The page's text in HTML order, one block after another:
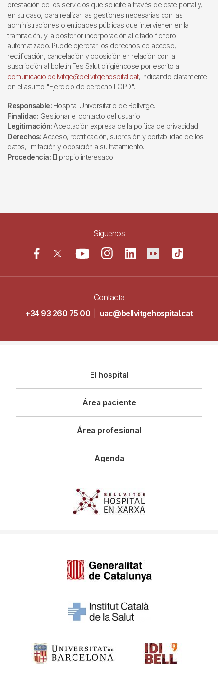
prestación de los servicios que solicite a través de este portal y,
en su caso, para realizar las gestiones necesarias con las
administraciones o entidades públicas que intervienen en la
tramitación, y la posterior incorporación al citado fichero
automatizado. Puede ejercitar los derechos de acceso,
rectificación, cancelación y oposición en relación con la
suscripción al boletín Fes Salut dirigiéndose por escrito a
comunicacio.bellvitge@bellvitgehospital.cat, indicando claramente
en el asunto "Ejercicio de derecho LOPD".
Responsable: Hospital Universitario de Bellvitge.
Finalidad: Gestionar el contacto del usuario
Legitimación: Aceptación expresa de la política de privacidad.
Derechos: Acceso, rectificación, supresión y portabilidad de los
datos, limitación y oposición a su tratamiento.
Procedencia: El propio interesado.
Siguenos
Contacta
+34 93 260 75 00
uac@bellvitgehospital.cat
principal
El hospital
Área paciente
Área profesional
Agenda